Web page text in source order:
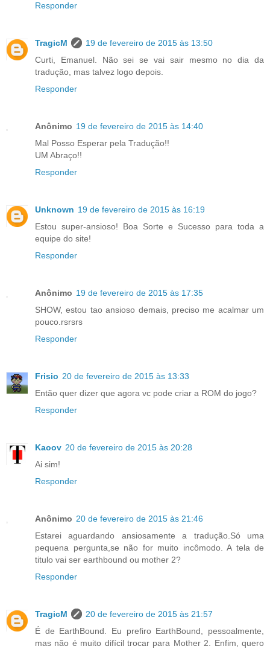
Responder
TragicM
19 de fevereiro de 2015 às 13:50
Curti, Emanuel. Não sei se vai sair mesmo no dia da
tradução, mas talvez logo depois.
Responder
Anônimo 19 de fevereiro de 2015 às 14:40
Mal Posso Esperar pela Tradução!!
UM Abraço!!
Responder
Unknown 19 de fevereiro de 2015 às 16:19
Estou super-ansioso! Boa Sorte e Sucesso para toda a
equipe do site!
Responder
Anônimo 19 de fevereiro de 2015 às 17:35
SHOW, estou tao ansioso demais, preciso me acalmar um
pouco.rsrsrs
Responder
Frisio 20 de fevereiro de 2015 às 13:33
Então quer dizer que agora vc pode criar a ROM do jogo?
Responder
Kaoov 20 de fevereiro de 2015 às 20:28
Ai sim!
Responder
Anônimo 20 de fevereiro de 2015 às 21:46
Estarei aguardando ansiosamente a tradução.Só uma
pequena pergunta,se não for muito incômodo. A tela de
titulo vai ser earthbound ou mother 2?
Responder
TragicM
20 de fevereiro de 2015 às 21:57
É de EarthBound. Eu prefiro EarthBound, pessoalmente,
mas não é muito difícil trocar para Mother 2. Enfim, quero